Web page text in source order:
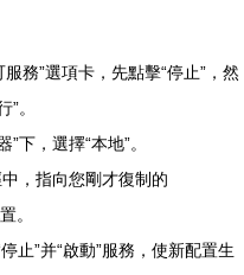
務”選項卡，先點擊“停止”，然
。
下，選擇“本地”。
，指向您剛才復制的
。
止”并“啟動”服務，使新配置生